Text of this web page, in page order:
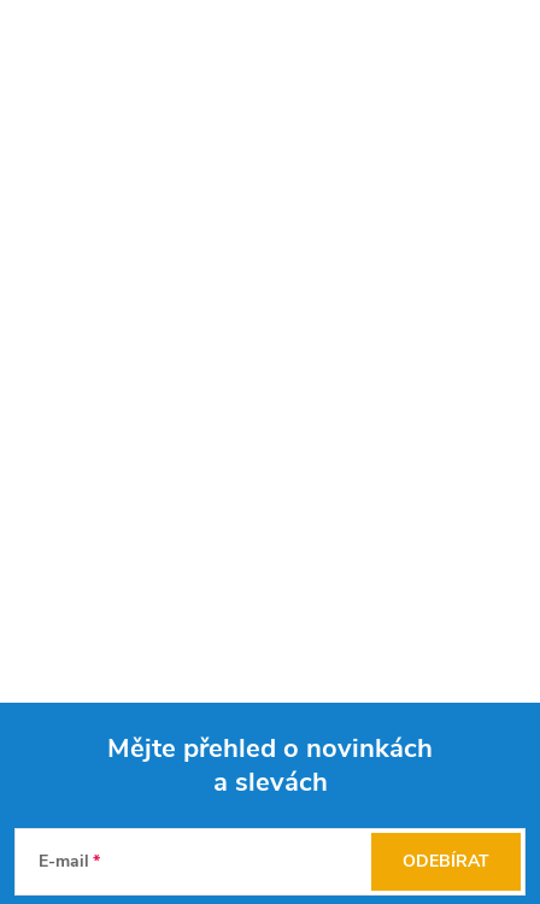
Mějte přehled o novinkách
a slevách
E-mail ODEBÍRAT